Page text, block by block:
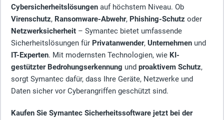
Cybersicherheitslösungen auf höchstem Niveau. Ob
Virenschutz, Ransomware-Abwehr, Phishing-Schutz oder
Netzwerksicherheit – Symantec bietet umfassende
Sicherheitslösungen für Privatanwender, Unternehmen und
IT-Experten. Mit modernsten Technologien, wie KI-
gestützter Bedrohungserkennung und proaktivem Schutz,
sorgt Symantec dafür, dass Ihre Geräte, Netzwerke und
Daten sicher vor Cyberangriffen geschützt sind.
Kaufen Sie Symantec Sicherheitssoftware jetzt bei der